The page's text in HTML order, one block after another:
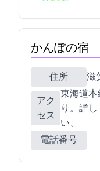
かんぽの宿
住所 滋
アク
セス
JR東海道
り。詳
い 。
電話番号